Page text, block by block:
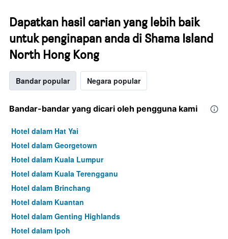
Dapatkan hasil carian yang lebih baik
untuk penginapan anda di Shama Island
North Hong Kong
Bandar popular Negara popular
Bandar-bandar yang dicari oleh pengguna kami
Hotel dalam Hat Yai
Hotel dalam Georgetown
Hotel dalam Kuala Lumpur
Hotel dalam Kuala Terengganu
Hotel dalam Brinchang
Hotel dalam Kuantan
Hotel dalam Genting Highlands
Hotel dalam Ipoh